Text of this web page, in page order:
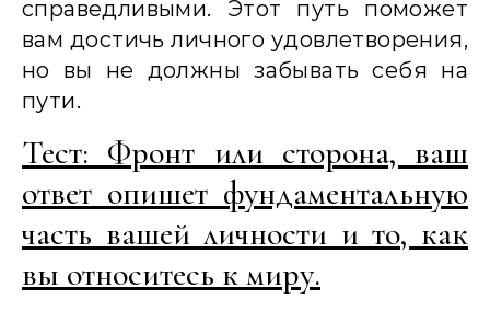
справедливыми. Этот путь поможет
вам достичь личного удовлетворения,
но вы не должны забывать себя на
пути.
Тест: Фронт или сторона, ваш
ответ опишет фундаментальную
часть вашей личности и то, как
вы относитесь к миру.